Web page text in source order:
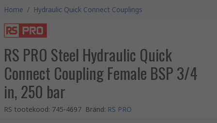
Home / Hydraulic Quick Connect Couplings
RS PRO Steel Hydraulic Quick
Connect Coupling Female BSP 3/4
in, 250 bar
RS tootekood: 745-4697 Bränd: RS PRO